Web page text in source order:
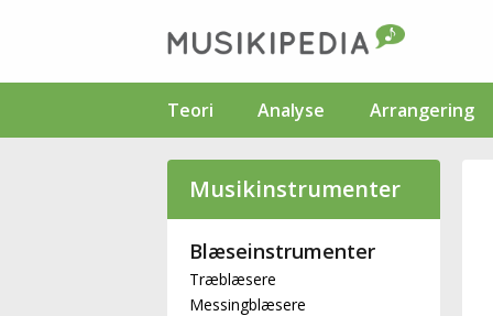
Teori Analyse Arrangering
Musikinstrumenter
Blæseinstrumenter
Træblæsere
Messingblæsere